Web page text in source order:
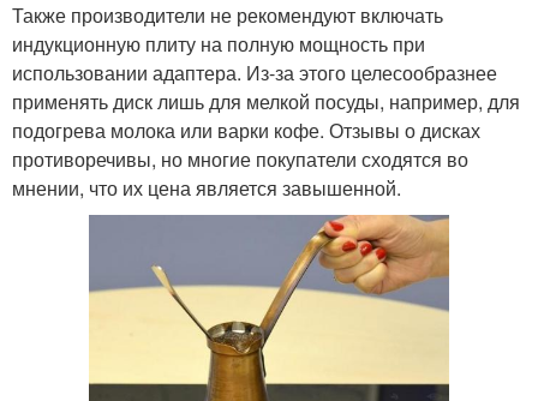
Также производители не рекомендуют включать
индукционную плиту на полную мощность при
использовании адаптера. Из-за этого целесообразнее
применять диск лишь для мелкой посуды, например, для
подогрева молока или варки кофе. Отзывы о дисках
противоречивы, но многие покупатели сходятся во
мнении, что их цена является завышенной.